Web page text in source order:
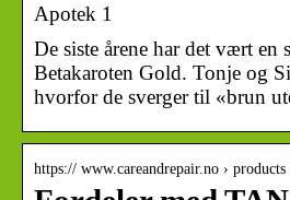
Apotek 1
De siste årene har det vært en
Betakaroten Gold. Tonje og
hvorfor de sverger til «brun
https:// www.careandrepair.no › products